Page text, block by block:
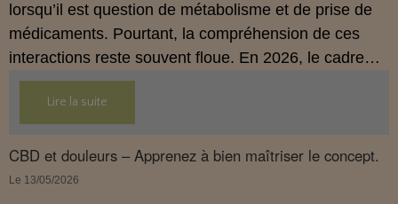
lorsqu’il est question de métabolisme et de prise de
médicaments. Pourtant, la compréhension de ces
interactions reste souvent floue. En 2026, le cadre
légal français impose des règles strictes : seuls les
usages externes du CBD sont autorisés. Cet article
propose une mise au point claire et accessible pour
comprendre comment le CBD s’inscrit dans une
démarche de prévention, sans ingestion et sans
Lire la suite
CBD et douleurs – Apprenez à bien maîtriser le concept.
Le 13/05/2026